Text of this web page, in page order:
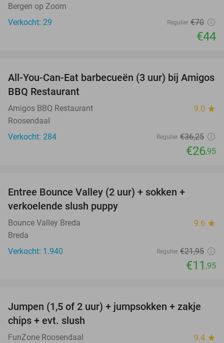
Bergen op Zoom
Verkocht: 29
Regulier €70
€44
26%
All-You-Can-Eat barbecueën (3 uur) bij Amigos
BBQ Restaurant
Amigos BBQ Restaurant 9.0 star
Roosendaal
Verkocht: 284
Regulier €36,25
€26,95
Entree Bounce Valley (2 uur) + sokken +
verkoelende slush puppy
Bounce Valley Breda 9.6 star
Breda
Verkocht: 1.940
Regulier €21,95
€11 ,95
48%
Jumpen (1,5 of 2 uur) + jumpsokken + zakje
chips + evt. slush
FunZone Roosendaal 9.4 star